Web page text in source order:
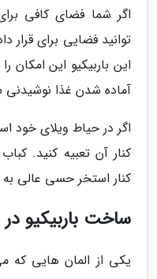
اگر شما فضای کافی
توانید فضایی برای قرار
این باربیکیو این امکان
آماده شدن غذا نوشیدنی
اگر در حیاط ویلای خود
کنار آن تعبیه کنید.
کنار استخر حسی عالی به
ساخت باربیکیو در
یکی از المان هایی که